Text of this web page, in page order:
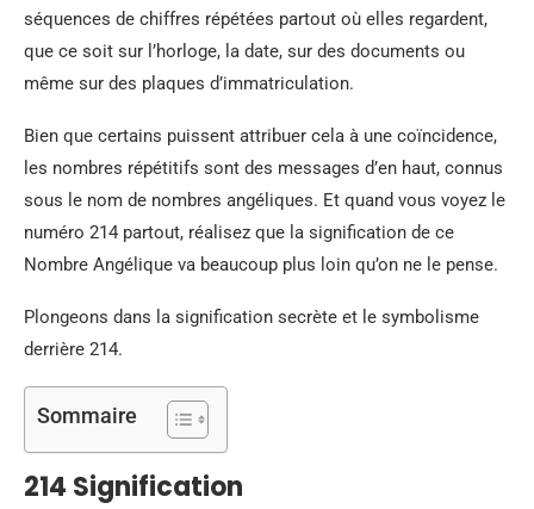
séquences de chiffres répétées partout où elles regardent,
que ce soit sur l’horloge, la date, sur des documents ou
même sur des plaques d’immatriculation.
Bien que certains puissent attribuer cela à une coïncidence,
les nombres répétitifs sont des messages d’en haut, connus
sous le nom de nombres angéliques. Et quand vous voyez le
numéro 214 partout, réalisez que la signification de ce
Nombre Angélique va beaucoup plus loin qu’on ne le pense.
Plongeons dans la signification secrète et le symbolisme
derrière 214.
Sommaire
214 Signification